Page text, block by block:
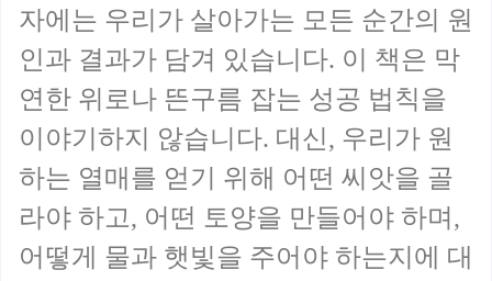
자에는 우리가 살아가는 모든 순간의 원
인과 결과가 담겨 있습니다. 이 책은 막
연한 위로나 뜬구름 잡는 성공 법칙을
이야기하지 않습니다. 대신, 우리가 원
하는 열매를 얻기 위해 어떤 씨앗을 골
라야 하고, 어떤 토양을 만들어야 하며,
어떻게 물과 햇빛을 주어야 하는지에 대